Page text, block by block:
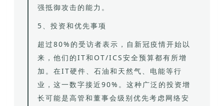
强抵御攻击的能力。
5、投资和优先事项
超过80%的受访者表示，自新冠疫情开始以
来，他们的IT和OT/ICS安全预算都有所增
加。在IT硬件、石油和天然气、 电能等行
业，这一数字接近90%。这种广泛的投资增
长可能是高管和董事会级别优先考虑网络安